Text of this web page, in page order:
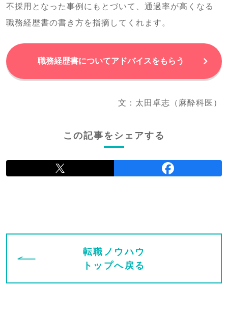
不採用となった事例にもとづいて、通過率が高くなる
職務経歴書の書き方を指摘してくれます。
職務経歴書についてアドバイスをもらう
文：太田卓志（麻酔科医）
この記事をシェアする
転職ノウハウ
トップへ戻る